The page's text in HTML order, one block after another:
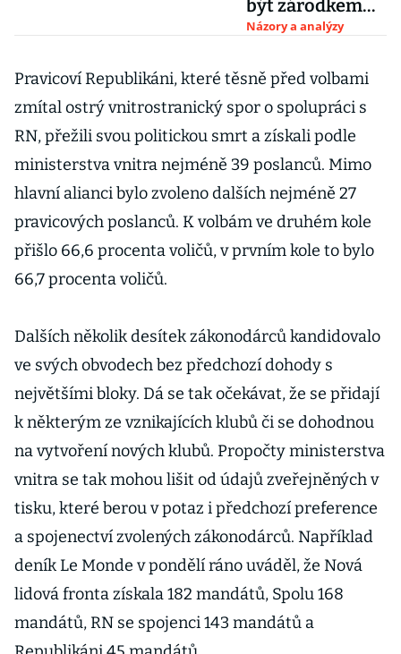
být zárodkem
jejího
vítězství za tři
roky
Názory a analýzy
Pravicoví Republikáni, které těsně před volbami
zmítal ostrý vnitrostranický spor o spolupráci s
RN, přežili svou politickou smrt a získali podle
ministerstva vnitra nejméně 39 poslanců. Mimo
hlavní alianci bylo zvoleno dalších nejméně 27
pravicových poslanců. K volbám ve druhém kole
přišlo 66,6 procenta voličů, v prvním kole to bylo
66,7 procenta voličů.
Dalších několik desítek zákonodárců kandidovalo
ve svých obvodech bez předchozí dohody s
největšími bloky. Dá se tak očekávat, že se přidají
k některým ze vznikajících klubů či se dohodnou
na vytvoření nových klubů. Propočty ministerstva
vnitra se tak mohou lišit od údajů zveřejněných v
tisku, které berou v potaz i předchozí preference
a spojenectví zvolených zákonodárců. Například
deník Le Monde v pondělí ráno uváděl, že Nová
lidová fronta získala 182 mandátů, Spolu 168
mandátů, RN se spojenci 143 mandátů a